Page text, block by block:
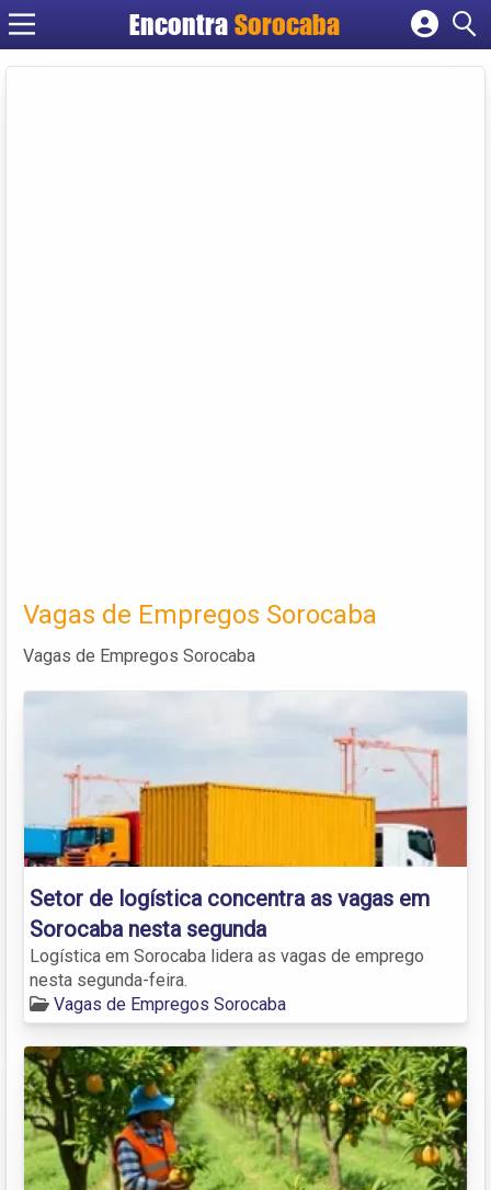
EncontraSorocaba
Cadastrar empresa
Vagas de Empregos Sorocaba
Vagas de Empregos Sorocaba
Setor de logística concentra as vagas em
Sorocaba nesta segunda
Logística em Sorocaba lidera as vagas de emprego
nesta segunda-feira.
Vagas de Empregos Sorocaba